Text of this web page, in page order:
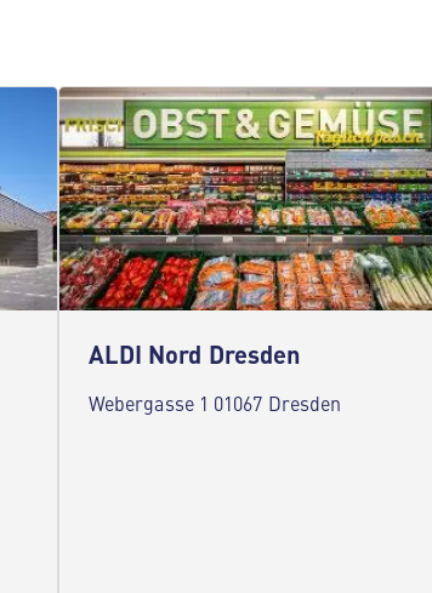
ALDI Nord Dresden
Webergasse 1 01067 Dresden